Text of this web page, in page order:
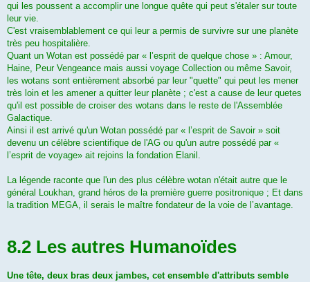
qui les poussent a accomplir une longue quête qui peut s'étaler sur toute
leur vie.
C'est vraisemblablement ce qui leur a permis de survivre sur une planète
très peu hospitalière.
Quant un Wotan est possédé par « l’esprit de quelque chose » : Amour,
Haine, Peur Vengeance mais aussi voyage Collection ou même Savoir,
les wotans sont entièrement absorbé par leur "quette" qui peut les mener
très loin et les amener a quitter leur planète ; c'est a cause de leur quetes
qu'il est possible de croiser des wotans dans le reste de l'Assemblée
Galactique.
Ainsi il est arrivé qu'un Wotan possédé par « l’esprit de Savoir » soit
devenu un célèbre scientifique de l'AG ou qu'un autre possédé par «
l’esprit de voyage» ait rejoins la fondation Elanil.
La légende raconte que l'un des plus célèbre wotan n'était autre que le
général Loukhan, grand héros de la première guerre positronique ; Et dans
la tradition MEGA, il serais le maître fondateur de la voie de l’avantage.
8.2 Les autres Humanoïdes
Une tête, deux bras deux jambes, cet ensemble d'attributs semble